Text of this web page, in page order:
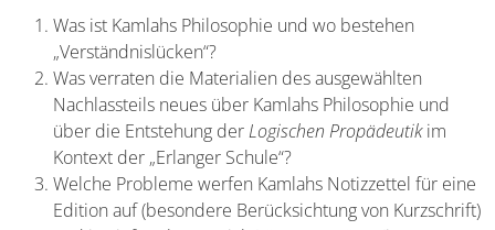
Was ist Kamlahs Philosophie und wo bestehen
„Verständnislücken“?
Was verraten die Materialien des ausgewählten
Nachlassteils neues über Kamlahs Philosophie und
über die Entstehung derLogischen Propädeutikim
Kontext der „Erlanger Schule“?
Welche Probleme werfen Kamlahs Notizzettel für eine
Edition auf (besondere Berücksichtung von Kurzschrift)